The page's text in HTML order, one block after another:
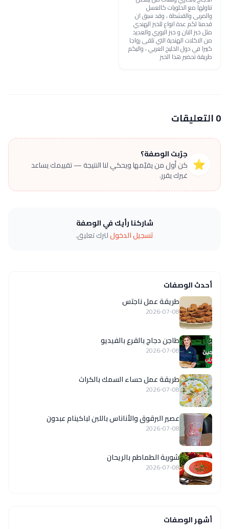
تناولها مع الحلويات كالعسل
والمربى والقشطة ، وقد سبق ان
قدمنا لكم عدة انواع للخبز الهندي
مثل خبز النان و خبز البوري والعديد
من الاكلات الهندية التي تلقى رواجا
كبيرا في دول الخليج العربي ، واليكم
طريقة تحضير هذا الخبز
0 التعليقات
⭐
جرّبت الوصفة؟
كن أول من يقيّمها ويحكي لنا النتيجة — تقييمك يساعد
غيرك يقرر.
شاركنا رأيك في الوصفة
تسجيل الدخوللترك تعليق.
أحدث الوصفات
طريقة عمل ناجتس
2026-07-08
طاجن دجاج بالقرع بالفيديو
2026-07-08
طريقة عمل حساء السمك بالكراث
2026-07-08
عصير البرقوق والأناناس باللبن لباكينام عبدون
2026-07-08
شوربة الطماطم بالريحان
2026-07-08
أشهر الوصفات